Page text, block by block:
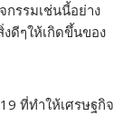
รรมเช่นนี้อย่าง
ดีๆให้เกิดขึ้นของ
ที่ทำให้เศรษฐกิจ